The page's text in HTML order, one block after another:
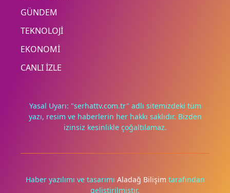
GÜNDEM
TEKNOLOJİ
EKONOMİ
CANLI İZLE
Yasal Uyarı: "serhattv.com.tr" adlı sitemizdeki tüm
yazı, resim ve haberlerin her hakkı saklıdır. Bizden
izinsiz kesinlikle çoğaltılamaz.
Haber yazılımı ve tasarımı Aladağ Bilişim tarafından
geliştirilmiştir.